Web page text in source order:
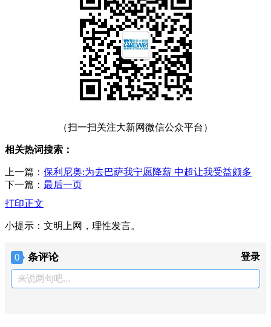
（扫一扫关注大新网微信公众平台）
相关热词搜索：
上一篇： 保利尼奥:为去巴萨我宁愿降薪 中超让我受益颇多
下一篇： 最后一页
打印正文
小提示：文明上网，理性发言。
0 条评论 登录
来说两句吧...